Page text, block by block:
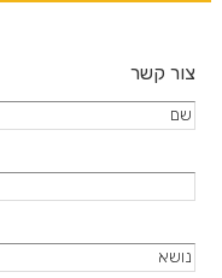
צור קשר